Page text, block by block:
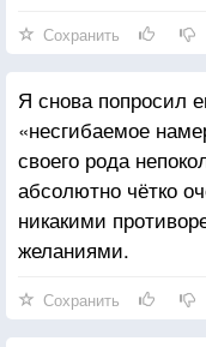
Сохранить
Я снова попросил
«несгибаемое
своего рода
абсолютно чётко
никакими
желаниями.
Сохранить